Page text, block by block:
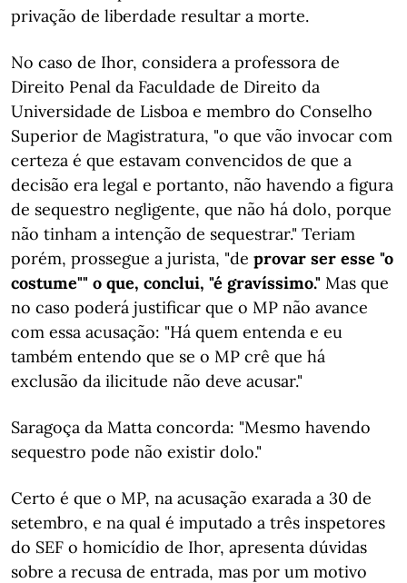
privação de liberdade resultar a morte.
No caso de Ihor, considera a professora de
Direito Penal da Faculdade de Direito da
Universidade de Lisboa e membro do Conselho
Superior de Magistratura, "o que vão invocar com
certeza é que estavam convencidos de que a
decisão era legal e portanto, não havendo a figura
de sequestro negligente, que não há dolo, porque
não tinham a intenção de sequestrar." Teriam
porém, prossegue a jurista, "de provar ser esse "o
costume"" o que, conclui, "é gravíssimo." Mas que
no caso poderá justificar que o MP não avance
com essa acusação: "Há quem entenda e eu
também entendo que se o MP crê que há
exclusão da ilicitude não deve acusar."
Saragoça da Matta concorda: "Mesmo havendo
sequestro pode não existir dolo."
Certo é que o MP, na acusação exarada a 30 de
setembro, e na qual é imputado a três inspetores
do SEF o homicídio de Ihor, apresenta dúvidas
sobre a recusa de entrada, mas por um motivo